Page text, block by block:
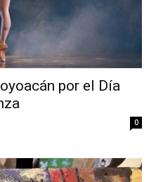
por el Día
0